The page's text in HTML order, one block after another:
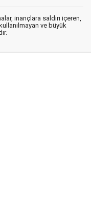
inançlara saldırı içeren,
ve büyük